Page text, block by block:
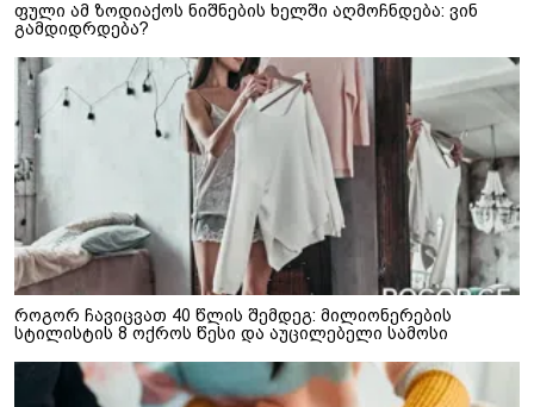
ფული ამ ზოდიაქოს ნიშნების ხელში აღმოჩნდება: ვინ
გამდიდრდება?
როგორ ჩავიცვათ 40 წლის შემდეგ: მილიონერების
სტილისტის 8 ოქროს წესი და აუცილებელი სამოსი